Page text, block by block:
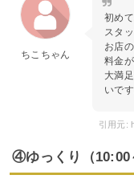
ちこちゃん
初め
スタ
お店
料金
大満
いです
引用元:
④ゆっくり（10:00